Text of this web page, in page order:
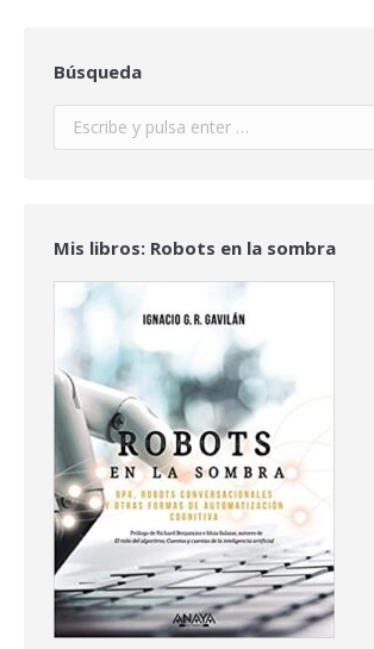
Búsqueda
Buscar:
Mis libros: Robots en la sombra